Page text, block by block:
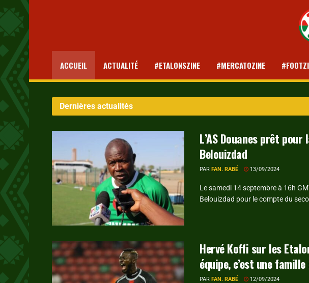
ACCUEIL ACTUALITÉ #ETALONSZINE #MERCATOZINE
Dernières actualités
L’AS Douanes prêt
Belouizdad
PAR FAN. RABÉ 13/09/2024
Le samedi 14 septembre à 16h
Belouizdad pour le compte du
Hervé Koffi sur les
équipe, c’est une famille
PAR FAN. RABÉ 12/09/2024